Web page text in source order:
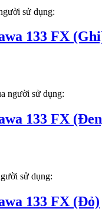
sử dụng:
133 FX
người sử dụng:
133 FX
sử dụng:
133 FX (Đỏ)